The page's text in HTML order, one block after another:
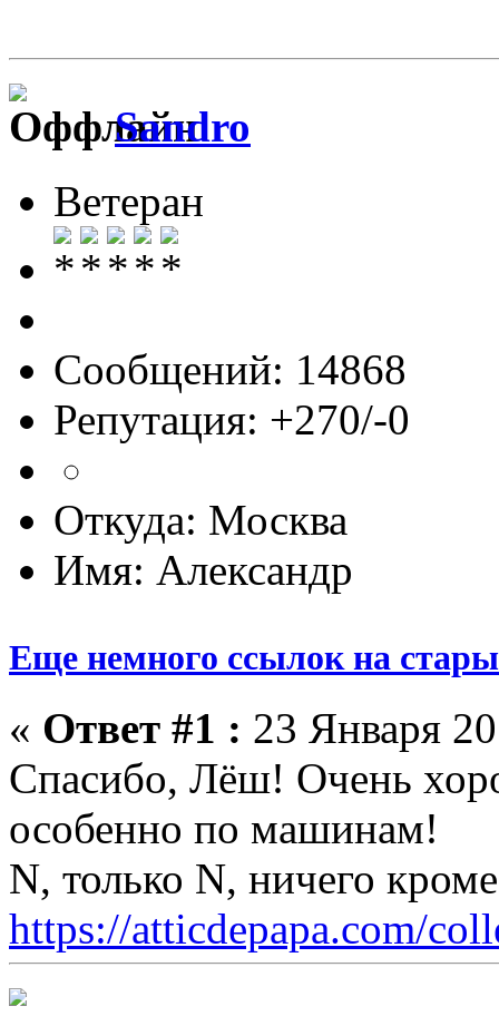
Sandro
Ветеран
Сообщений: 14868
Репутация: +270/-0
Откуда: Москва
Имя: Александр
Еще немного ссылок на
« Ответ #1 : 23 Января
Спасибо, Лёш! Очень
особенно по машинам!
N, только N, ничего
https://atticdepapa.com/